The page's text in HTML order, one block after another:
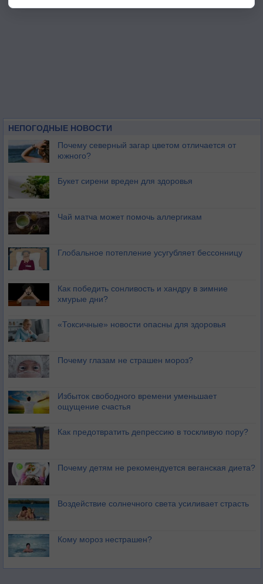
НЕПОГОДНЫЕ НОВОСТИ
Почему северный загар цветом отличается от
южного?
Букет сирени вреден для здоровья
Чай матча может помочь аллергикам
Глобальное потепление усугубляет бессонницу
Как победить сонливость и хандру в зимние
хмурые дни?
«Токсичные» новости опасны для здоровья
Почему глазам не страшен мороз?
Избыток свободного времени уменьшает
ощущение счастья
Как предотвратить депрессию в тоскливую пору?
Почему детям не рекомендуется веганская диета?
Воздействие солнечного света усиливает страсть
Кому мороз нестрашен?